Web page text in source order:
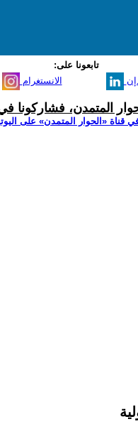
تابعونا على:
الانستغرام
المتمدن، فشاركونا
قناة ‫«الحوار المتمدن» على